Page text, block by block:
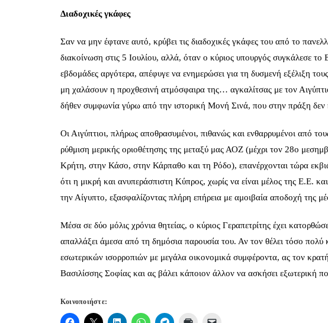
Διαδοχικές γκάφες
Σαν να μην έφτανε αυτό, κρύβει τις διαδοχικές γκάφες του από το
διακοίνωση στις 5 Ιουλίου, αλλά, όταν ο κύριος υπουργός συγκάλεσε
εβδομάδες αργότερα, απέφυγε να ενημερώσει για τη δυσμενή εξέλιξη
μη χαλάσουν η προχθεσινή ατμόσφαιρα της… αγκαλίτσας με τον
δήθεν συμφωνία γύρω από την ιστορική Μονή Σινά, που στην πράξη δεν
Οι Αιγύπτιοι, πλήρως αποθρασυμένοι, πιθανώς και ενθαρρυμένοι από
ρύθμιση μερικής οριοθέτησης της μεταξύ μας ΑΟΖ (μέχρι τον 28ο
Κρήτη, στην Κάσο, στην Κάρπαθο και τη Ρόδο), επανέρχονται τώρα
ότι η μικρή και ανυπεράσπιστη Κύπρος, χωρίς να είναι μέλος της
την Αίγυπτο, εξασφαλίζοντας πλήρη επήρεια με αμοιβαία αποδοχή της
Μέσα σε δύο μόλις χρόνια θητείας, ο κύριος Γεραπετρίτης έχει
απαλλάξει άμεσα από τη δημόσια παρουσία του. Αν τον θέλει τόσο πολύ
εσωτερικών ισορροπιών με μεγάλα οικονομικά συμφέροντα, ας τον
Βασιλίσσης Σοφίας και ας βάλει κάποιον άλλον να ασκήσει εξωτερική
Κοινοποιήστε: